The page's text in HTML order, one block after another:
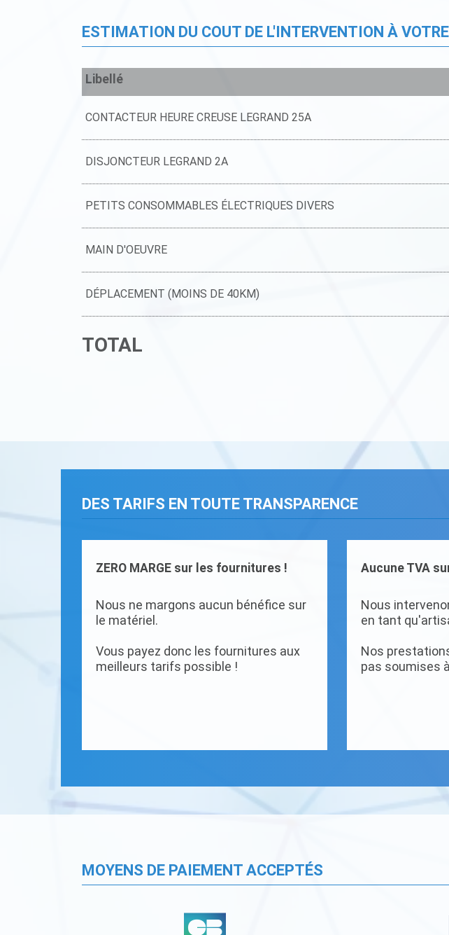
ESTIMATION DU COUT DE L'INTERVENTION À
Libellé
CONTACTEUR HEURE CREUSE LEGRAND 25A
DISJONCTEUR LEGRAND 2A
PETITS CONSOMMABLES ÉLECTRIQUES DIVERS
MAIN D'OEUVRE
DÉPLACEMENT (MOINS DE 40KM)
TOTAL
DES TARIFS EN TOUTE TRANSPARENCE
ZERO MARGE sur les fournitures !
Nous ne margons aucun bénéfice sur
le matériel.
Vous payez donc les fournitures aux
meilleurs tarifs possible !
Aucune TVA
Nous
en tant
Nos
pas soumises
MOYENS DE PAIEMENT ACCEPTÉS